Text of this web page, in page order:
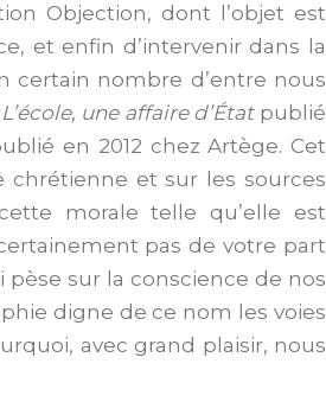
Objection, dont l’objet est
et enfin d’intervenir dans la
certain nombre d’entre nous
L’école, une affaire d’Étatpublié
en 2012 chez Artège. Cet
chrétienne et sur les sources
morale telle qu’elle est
pas de votre part
sur la conscience de nos
digne de ce nom les voies
avec grand plaisir, nous